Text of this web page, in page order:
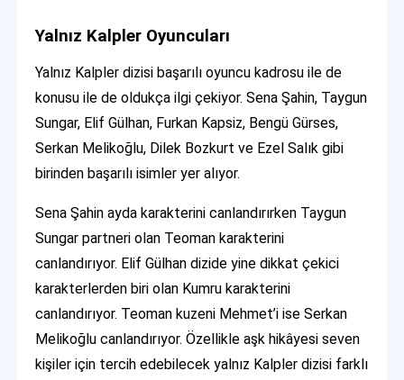
Yalnız Kalpler Oyuncuları
Yalnız Kalpler dizisi başarılı oyuncu kadrosu ile de
konusu ile de oldukça ilgi çekiyor. Sena Şahin, Taygun
Sungar, Elif Gülhan, Furkan Kapsiz, Bengü Gürses,
Serkan Melikoğlu, Dilek Bozkurt ve Ezel Salık gibi
birinden başarılı isimler yer alıyor.
Sena Şahin ayda karakterini canlandırırken Taygun
Sungar partneri olan Teoman karakterini
canlandırıyor. Elif Gülhan dizide yine dikkat çekici
karakterlerden biri olan Kumru karakterini
canlandırıyor. Teoman kuzeni Mehmet’i ise Serkan
Melikoğlu canlandırıyor. Özellikle aşk hikâyesi seven
kişiler için tercih edebilecek yalnız Kalpler dizisi farklı